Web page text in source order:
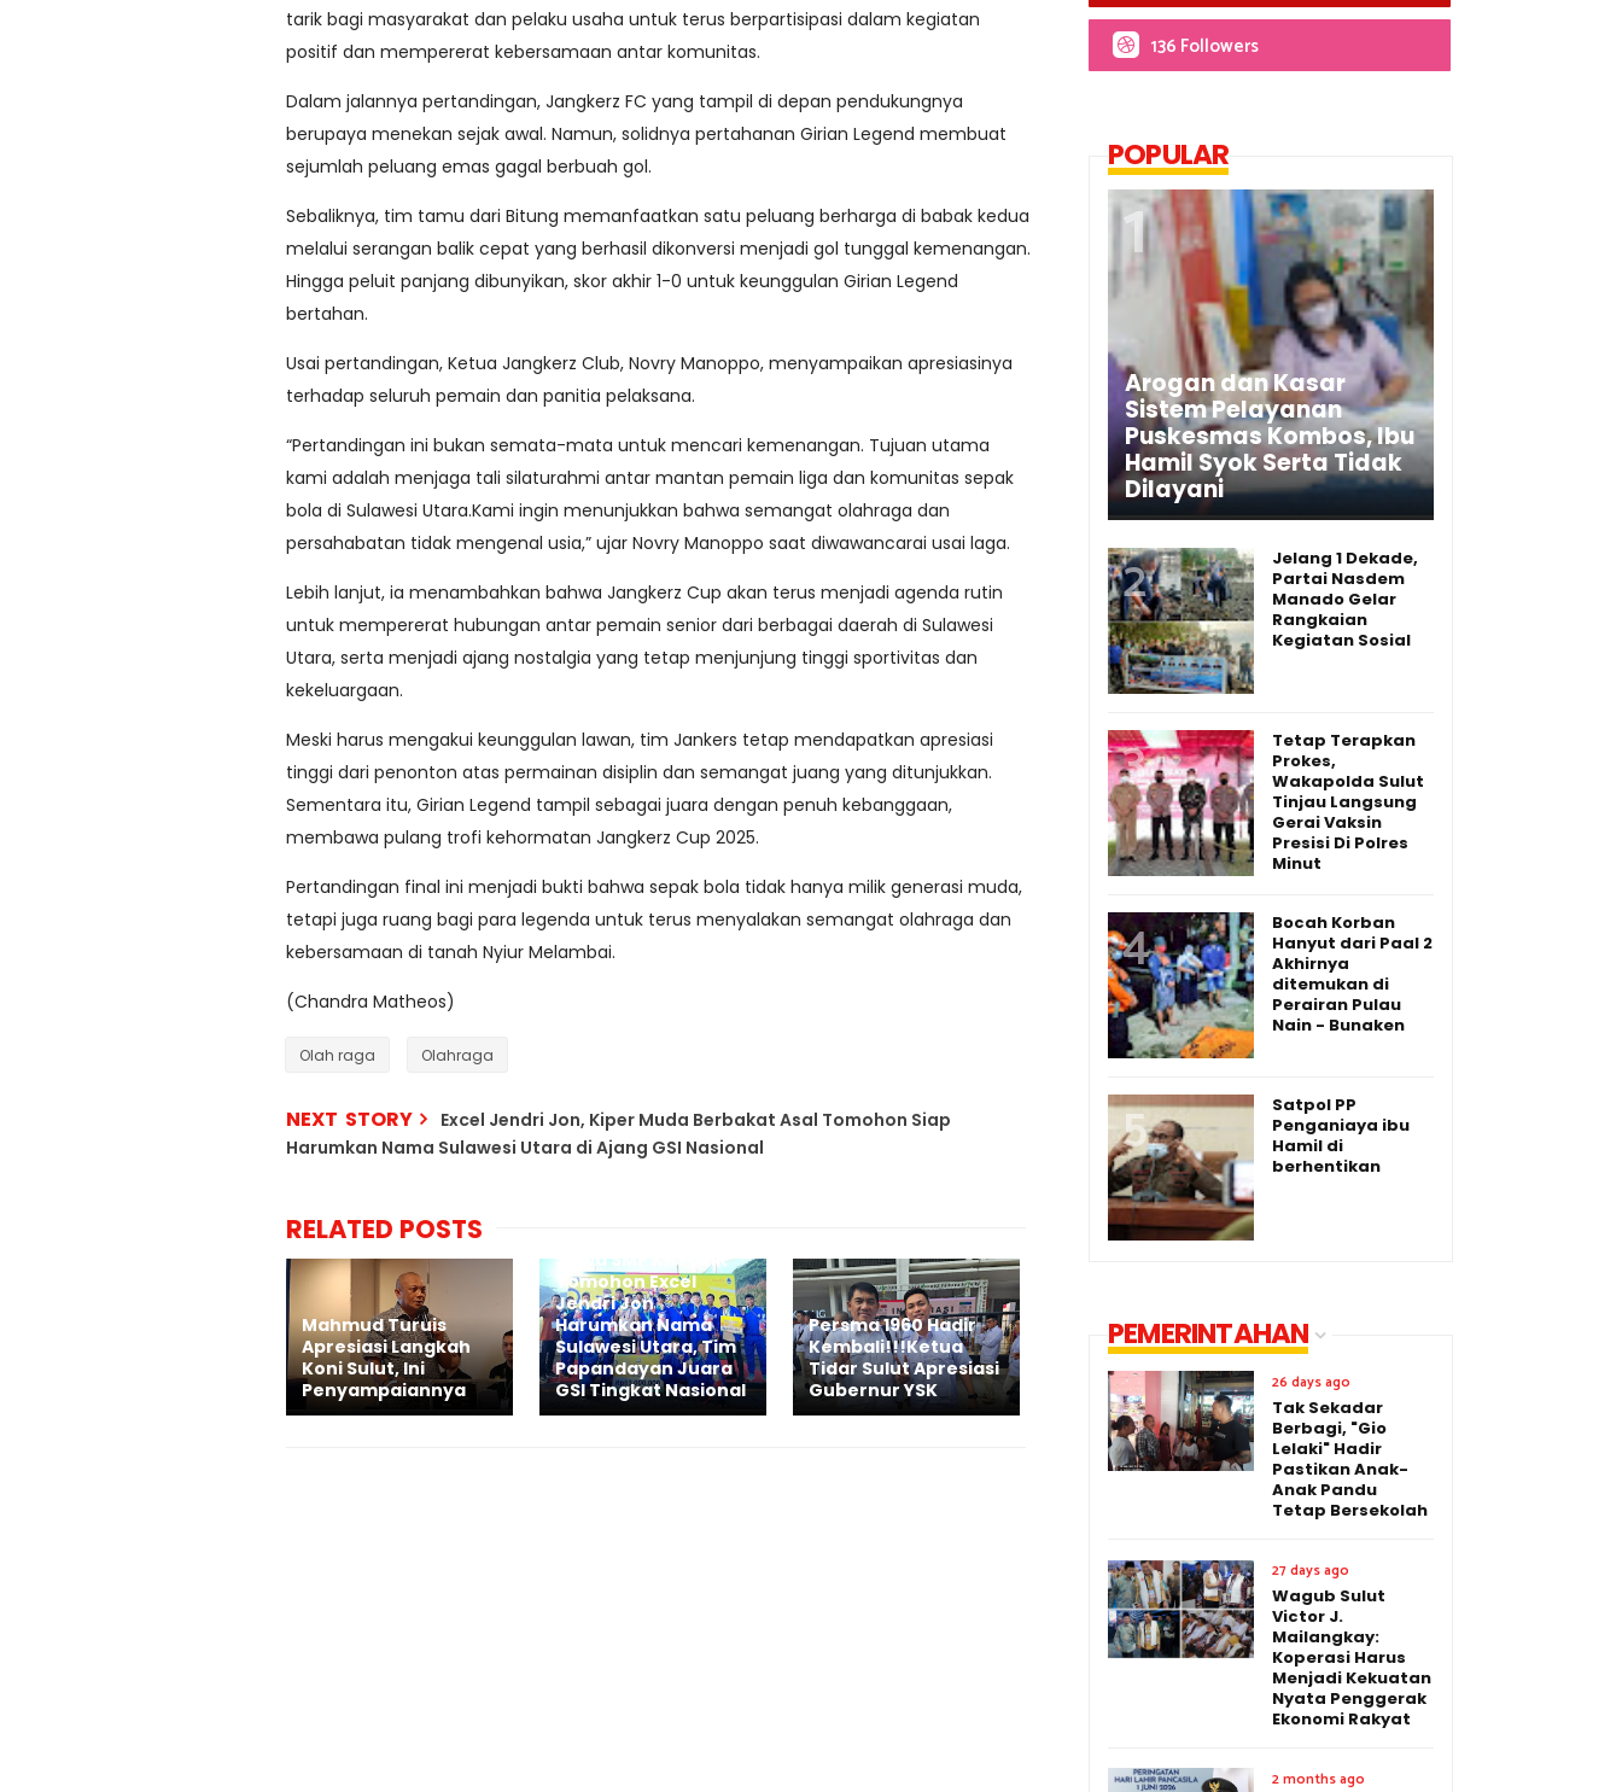
tarik bagi masyarakat dan pelaku usaha untuk terus berpartisipasi dalam kegiatan
positif dan mempererat kebersamaan antar komunitas.
Dalam jalannya pertandingan, Jangkerz FC yang tampil di depan pendukungnya
berupaya menekan sejak awal. Namun, solidnya pertahanan Girian Legend membuat
sejumlah peluang emas gagal berbuah gol.
Sebaliknya, tim tamu dari Bitung memanfaatkan satu peluang berharga di babak kedua
melalui serangan balik cepat yang berhasil dikonversi menjadi gol tunggal kemenangan.
Hingga peluit panjang dibunyikan, skor akhir 1-0 untuk keunggulan Girian Legend
bertahan.
Usai pertandingan, Ketua Jangkerz Club, Novry Manoppo, menyampaikan apresiasinya
terhadap seluruh pemain dan panitia pelaksana.
“Pertandingan ini bukan semata-mata untuk mencari kemenangan. Tujuan utama
kami adalah menjaga tali silaturahmi antar mantan pemain liga dan komunitas sepak
bola di Sulawesi Utara.Kami ingin menunjukkan bahwa semangat olahraga dan
persahabatan tidak mengenal usia,” ujar Novry Manoppo saat diwawancarai usai laga.
Lebih lanjut, ia menambahkan bahwa Jangkerz Cup akan terus menjadi agenda rutin
untuk mempererat hubungan antar pemain senior dari berbagai daerah di Sulawesi
Utara, serta menjadi ajang nostalgia yang tetap menjunjung tinggi sportivitas dan
kekeluargaan.
Meski harus mengakui keunggulan lawan, tim Jankers tetap mendapatkan apresiasi
tinggi dari penonton atas permainan disiplin dan semangat juang yang ditunjukkan.
Sementara itu, Girian Legend tampil sebagai juara dengan penuh kebanggaan,
membawa pulang trofi kehormatan Jangkerz Cup 2025.
Pertandingan final ini menjadi bukti bahwa sepak bola tidak hanya milik generasi muda,
tetapi juga ruang bagi para legenda untuk terus menyalakan semangat olahraga dan
kebersamaan di tanah Nyiur Melambai.
(Chandra Matheos)
Olah raga Olahraga
NEXT STORY
Excel Jendri Jon, Kiper Muda Berbakat Asal Tomohon Siap
Harumkan Nama Sulawesi Utara di Ajang GSI Nasional
RELATED POSTS
Mahmud Turuis
Apresiasi Langkah
Koni Sulut, Ini
Penyampaiannya
Siswa SMP KATOLIK
Tomohon Excel
Jendri Jon
Harumkan Nama
Sulawesi Utara, Tim
Papandayan Juara
GSI Tingkat Nasional
Persma 1960 Hadir
Kembali!!!Ketua
Tidar Sulut Apresiasi
Gubernur YSK
136 Followers
POPULAR
Arogan dan Kasar
Sistem Pelayanan
Puskesmas Kombos, Ibu
Hamil Syok Serta Tidak
Dilayani
Jelang 1 Dekade,
Partai Nasdem
Manado Gelar
Rangkaian
Kegiatan Sosial
Tetap Terapkan
Prokes,
Wakapolda Sulut
Tinjau Langsung
Gerai Vaksin
Presisi Di Polres
Minut
Bocah Korban
Hanyut dari Paal 2
Akhirnya
ditemukan di
Perairan Pulau
Nain - Bunaken
Satpol PP
Penganiaya ibu
Hamil di
berhentikan
PEMERINTAHAN
26 days ago
Tak Sekadar
Berbagi, "Gio
Lelaki" Hadir
Pastikan Anak-
Anak Pandu
Tetap Bersekolah
27 days ago
Wagub Sulut
Victor J.
Mailangkay:
Koperasi Harus
Menjadi Kekuatan
Nyata Penggerak
Ekonomi Rakyat
2 months ago